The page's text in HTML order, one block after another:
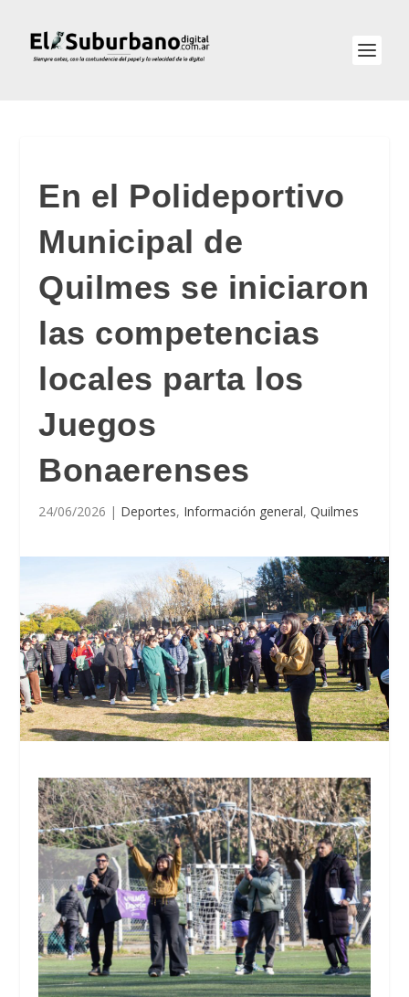
En el Polideportivo
Municipal de
Quilmes se iniciaron
las competencias
locales parta los
Juegos
Bonaerenses
24/06/2026 | Deportes, Información general,Quilmes